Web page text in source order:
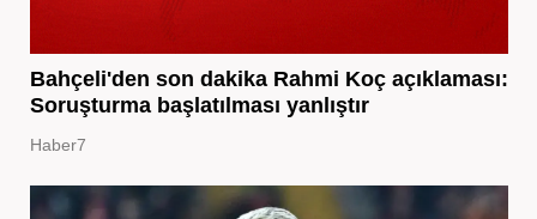
Bahçeli'den son dakika Rahmi Koç açıklaması:
Soruşturma başlatılması yanlıştır
Haber7